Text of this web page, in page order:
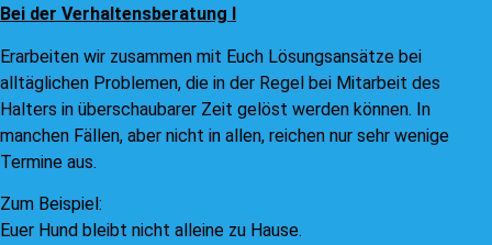
Bei der Verhaltensberatung I
Erarbeiten wir zusammen mit Euch Lösungsansätze bei
alltäglichen Problemen, die in der Regel bei Mitarbeit des
Halters in überschaubarer Zeit gelöst werden können. In
manchen Fällen, aber nicht in allen, reichen nur sehr wenige
Termine aus.
Zum Beispiel:
Euer Hund bleibt nicht alleine zu Hause.